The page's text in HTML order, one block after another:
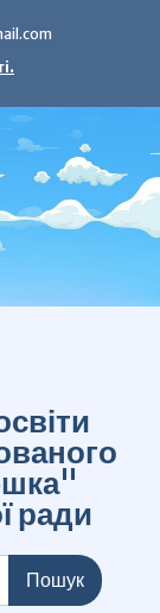
ради